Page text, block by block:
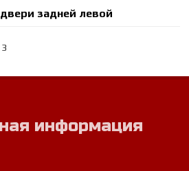
задней левой
3
информация